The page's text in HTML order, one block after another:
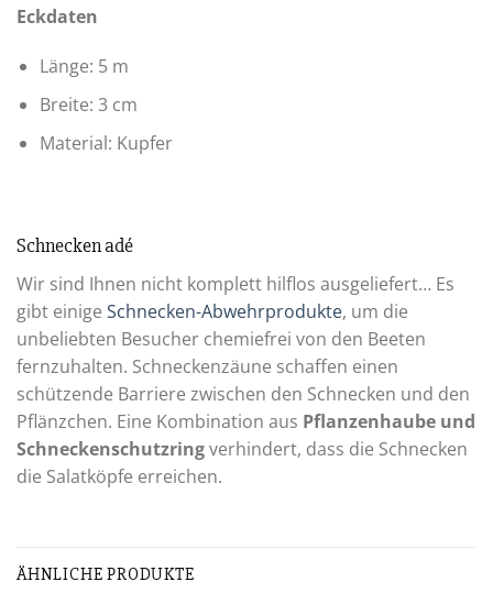
Eckdaten
Länge: 5 m
Breite: 3 cm
Material: Kupfer
Schnecken adé
Wir sind Ihnen nicht komplett hilflos ausgeliefert… Es
gibt einige Schnecken-Abwehrprodukte, um die
unbeliebten Besucher chemiefrei von den Beeten
fernzuhalten. Schneckenzäune schaffen einen
schützende Barriere zwischen den Schnecken und den
Pflänzchen. Eine Kombination aus Pflanzenhaube und
Schneckenschutzringverhindert, dass die Schnecken
die Salatköpfe erreichen.
ÄHNLICHE PRODUKTE